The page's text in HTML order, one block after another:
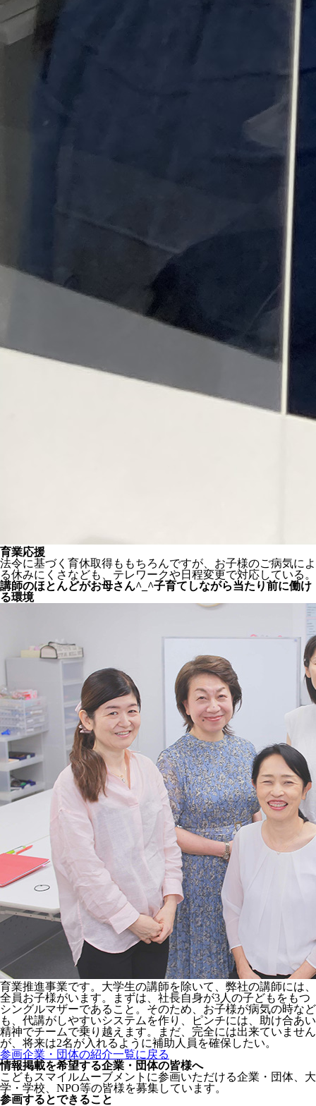
育業応援
法令に基づく育休取得ももちろんですが、お子様のご病気によ
る休みにくさなども、テレワークや日程変更で対応している。
講師のほとんどがお母さん^_^子育てしながら当たり前に働け
る環境
育業推進事業です。大学生の講師を除いて、弊社の講師には、
全員お子様がいます。まずは、社長自身が3人の子どもをもつ
シングルマザーであること。そのため、お子様が病気の時など
も、代講がしやすいシステムを作り、ピンチには、助け合あい
精神でチームで乗り越えます。まだ、完全には出来ていません
が、将来は2名が入れるように補助人員を確保したい。
参画企業・団体の紹介一覧に戻る
情報掲載を希望する企業・団体の皆様へ
こどもスマイルムーブメントに参画いただける企業・団体、大
学・学校、NPO等の皆様を募集しています。
参画するとできること